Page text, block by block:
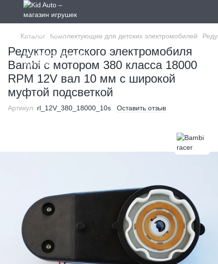
Каталог Комплектующие для детских электромобилей
Редуктор детского электромобиля
Bambi с мотором 380 класса 18000
RPM 12V вал 10 мм с широкой
муфтой подсветкой
Артикул: rl_12V_380_18000_10s Оставить отзыв